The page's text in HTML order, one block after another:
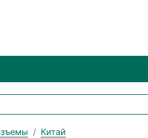
Китай